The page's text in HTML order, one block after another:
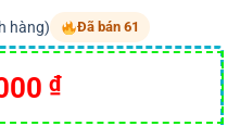
hàng) Đã bán 61
₫